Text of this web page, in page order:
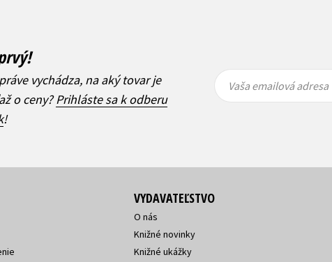
vychádza, na aký tovar je
o ceny?Prihláste sa k odberu
!
emailová
emailová
Vaša emailová adresa
VYDAVATEĽSTVO
O nás
Knižné novinky
Knižné ukážky